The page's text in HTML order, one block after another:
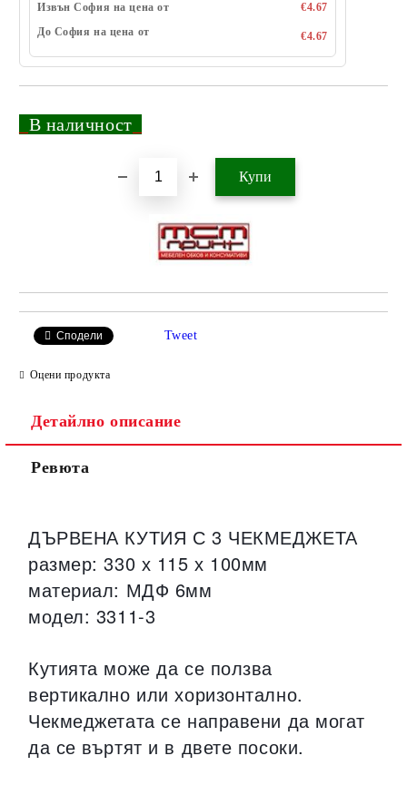
Извън София на цена от
€4.67
До София на цена от
€4.67
В наличност
Сподели Tweet
Оцени продукта
Детайлно описание
Ревюта
ДЪРВЕНА КУТИЯ С 3 ЧЕКМЕДЖЕТА
размер: 330 х 115 х 100мм
материал: МДФ 6мм
модел: 3311-3
Кутията може да се ползва
вертикално или хоризонтално.
Чекмеджетата се направени да могат
да се въртят и в двете посоки.